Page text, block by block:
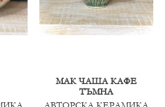
МАК ЧАША КАФЕ
ТЪМНА